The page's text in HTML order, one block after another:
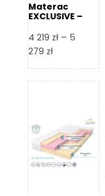
Materac
EXCLUSIVE –
4 219 zł – 5
279 złZakres
od
5
279 zł